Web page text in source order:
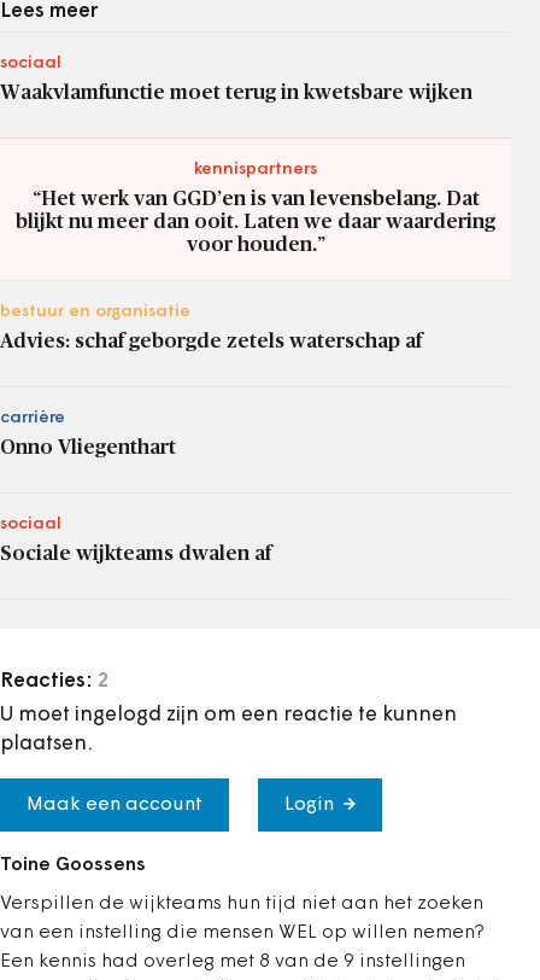
Lees meer
sociaal
Waakvlamfunctie moet terug in kwetsbare wijken
kennispartners
“Het werk van GGD’en is van levensbelang. Dat
blijkt nu meer dan ooit. Laten we daar waardering
voor houden.”
bestuur en organisatie
Advies: schaf geborgde zetels waterschap af
carrière
Onno Vliegenthart
sociaal
Sociale wijkteams dwalen af
Reacties: 2
U moet ingelogd zijn om een reactie te kunnen
plaatsen.
Maak een account Login
Toine Goossens
Verspillen de wijkteams hun tijd niet aan het zoeken
van een instelling die mensen WEL op willen nemen?
Een kennis had overleg met 8 van de 9 instellingen